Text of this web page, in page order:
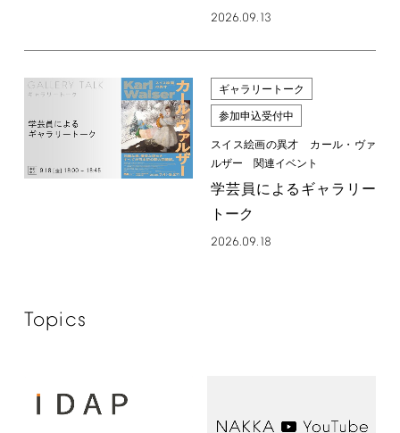
2026.09.13
ギャラリートーク
参加申込受付中
スイス絵画の異才 カール・ヴァ
ルザー 関連イベント
学芸員によるギャラリー
トーク
2026.09.18
Topics